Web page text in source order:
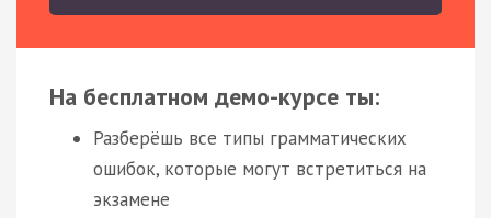
На бесплатном демо-курсе ты:
Разберёшь все типы грамматических
ошибок, которые могут встретиться на
экзамене